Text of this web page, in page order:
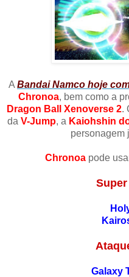
A Bandai Namco hoje
Chronoa, bem como a
Dragon Ball Xenoverse 2.
da V-Jump, a Kaiohshin
personagem
Chronoapode
Galaxy